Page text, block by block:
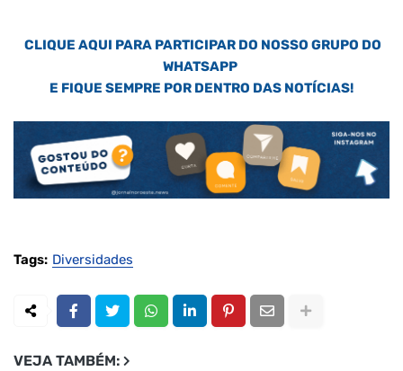
CLIQUE AQUI PARA PARTICIPAR DO NOSSO GRUPO DO
WHATSAPP
E FIQUE SEMPRE POR DENTRO DAS NOTÍCIAS!
Tags: Diversidades
VEJA TAMBÉM: